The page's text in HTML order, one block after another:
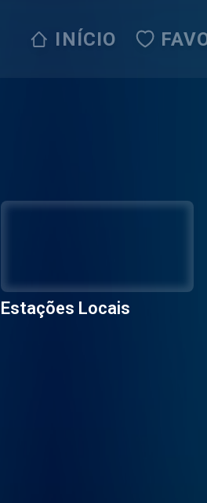
INÍCIO
Estações Locais